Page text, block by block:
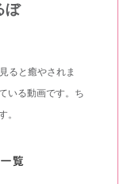
ぼ
ると癒やされま
いる動画です。ち
。